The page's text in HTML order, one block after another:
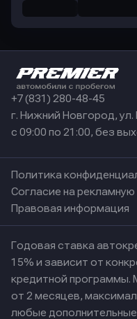
+7 (831) 280-48-45
г. Нижний Новгород, ул.
с 09:00 по 21:00, без
Политика
Согласие на рекламную
Правовая информация
Годовая ставка
15% и зависит от
кредитной программы.
от 2 месяцев,
любые